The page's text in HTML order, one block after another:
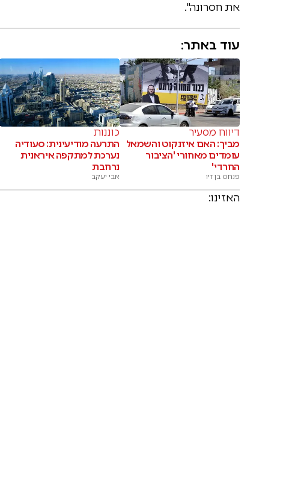
את חסרונה".
עוד באתר:
דיווח מסעיר
מביך: האם איזנקוט והשמאל
עומדים מאחורי 'הציבור
החרדי'
פנחס בן זיו
כוננות
התרעה מודיעינית: סעודיה
נערכת למתקפה איראנית
נרחבת
אבי יעקב
האזינו: